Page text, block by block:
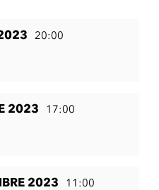
20:00
2023 17:00
2023 11:00